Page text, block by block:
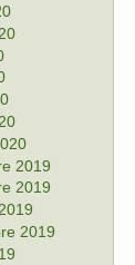
2019
2019
2019